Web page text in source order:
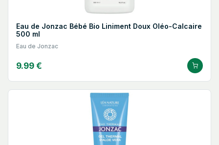
Eau de Jonzac Bébé Bio Liniment Doux Oléo-Calcaire
500 ml
Eau de Jonzac
9.99 €